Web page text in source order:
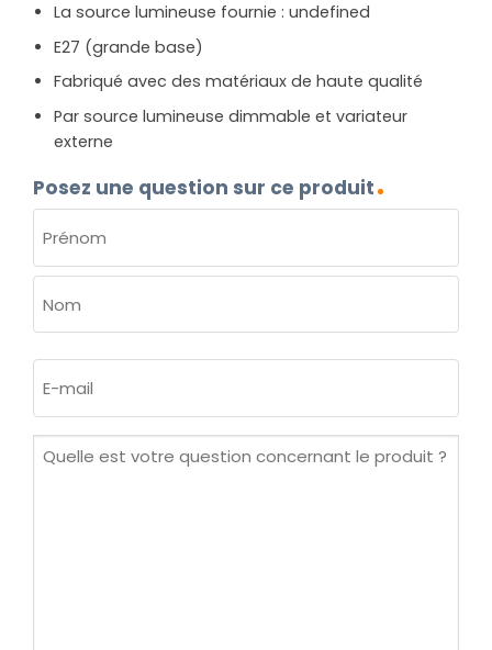
La source lumineuse fournie : undefined
E27 (grande base)
Fabriqué avec des matériaux de haute qualité
Par source lumineuse dimmable et variateur
externe
Posez une question sur ce produit
(NÉCESSAIRE)
Prénom
mail
Quelle